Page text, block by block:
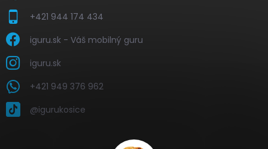
+421 944 174 434
iguru.sk - Váš mobilný guru
iguru.sk
+421 949 376 962
@igurukosice